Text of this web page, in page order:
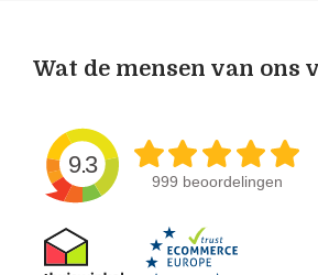
Wat de mensen van ons
9.3
999 beoordelingen